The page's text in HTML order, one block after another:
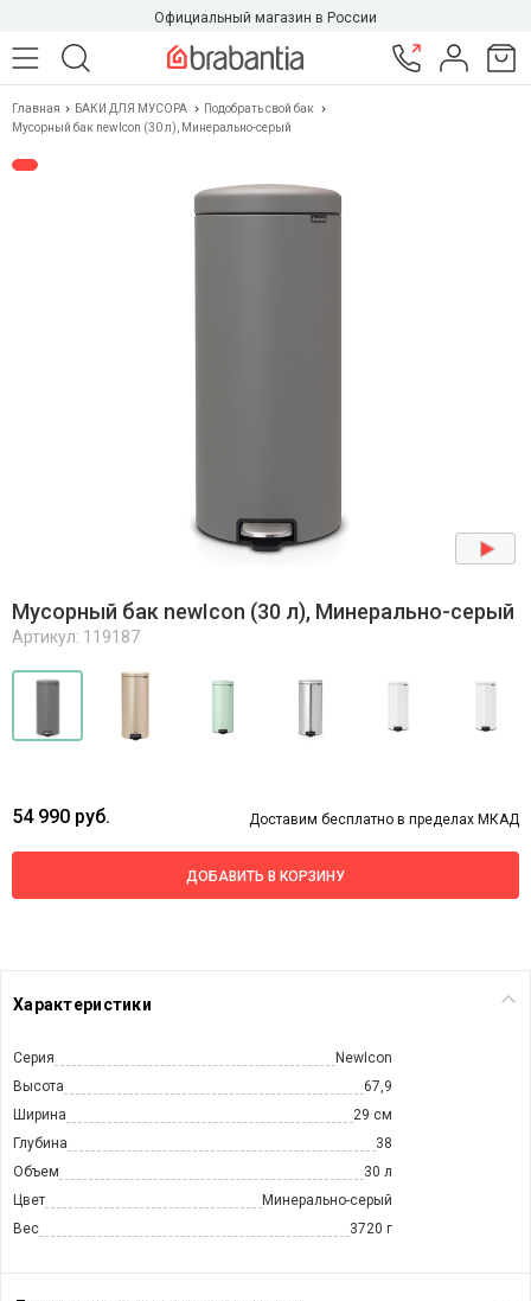
Официальный магазин в России
Главная БАКИ ДЛЯ МУСОРА
Подобрать свой бак
Мусорный бак newIcon (30 л), Минерально-серый
Мусорный бак newIcon (30 л), Минерально-серый
Артикул: 119187
54 990 руб. Доставим бесплатно в пределах МКАД
ДОБАВИТЬ В КОРЗИНУ
Характеристики
Серия
NewIcon
Высота
67,9
Ширина
29 см
Глубина
38
Объем
30 л
Цвет
Минерально-серый
Вес
3720 г